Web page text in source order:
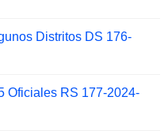
Distritos DS 176-
Oficiales RS 177-2024-